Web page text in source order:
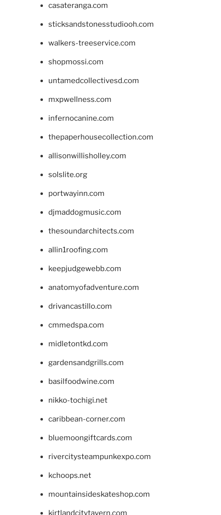
casateranga.com
sticksandstonesstudiooh.com
walkers-treeservice.com
shopmossi.com
untamedcollectivesd.com
mxpwellness.com
infernocanine.com
thepaperhousecollection.com
allisonwillisholley.com
solslite.org
portwayinn.com
djmaddogmusic.com
thesoundarchitects.com
allin1roofing.com
keepjudgewebb.com
anatomyofadventure.com
drivancastillo.com
cmmedspa.com
midletontkd.com
gardensandgrills.com
basilfoodwine.com
nikko-tochigi.net
caribbean-corner.com
bluemoongiftcards.com
rivercitysteampunkexpo.com
kchoops.net
mountainsideskateshop.com
kirtlandcitytavern.com